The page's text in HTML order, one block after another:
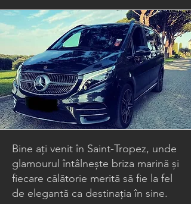
Bine ați venit în Saint-Tropez, unde
glamourul întâlnește briza marină și
fiecare călătorie merită să fie la fel
de elegantă ca destinația în sine.